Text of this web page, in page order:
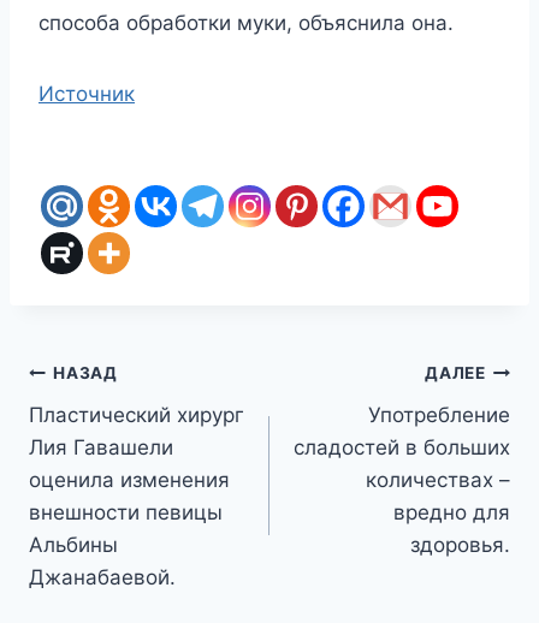
способа обработки муки, объяснила она.
Источник
Навигация
по
записям
НАЗАД
Пластический хирург
Лия Гавашели
оценила изменения
внешности певицы
Альбины
Джанабаевой.
ДАЛЕЕ
Употребление
сладостей в больших
количествах –
вредно для
здоровья.